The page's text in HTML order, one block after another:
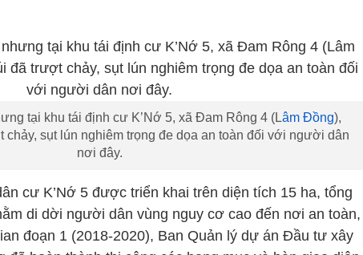
tại khu tái định cư K’Nớ 5, xã Đam Rông 4 (Lâm Đồng),
chảy, sụt lún nghiêm trọng đe dọa an toàn đối với người dân
nơi đây.